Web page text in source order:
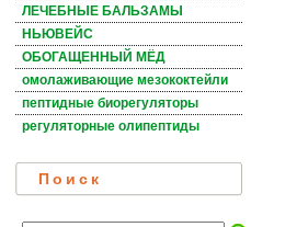
ЛЕЧЕБНЫЕ БАЛЬЗАМЫ
НЬЮВЕЙС
ОБОГАЩЕННЫЙ МЁД
омолаживающие мезококтейли
пептидные биорегуляторы
регуляторные олипептиды
Поиск